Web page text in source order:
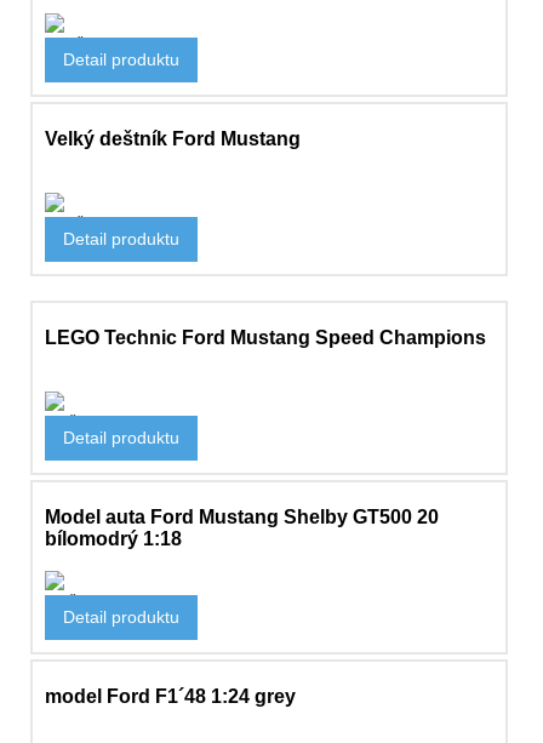
849 Kč
Detail produktu
Velký deštník Ford Mustang
1 400 Kč
Detail produktu
LEGO Technic Ford Mustang Speed Champions
748 Kč
Detail produktu
Model auta Ford Mustang Shelby GT500 20
bílomodrý 1:18
1 529 Kč
Detail produktu
model Ford F1´48 1:24 grey